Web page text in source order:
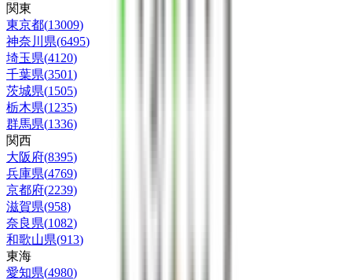
関東
東京都(13009)
神奈川県(6495)
埼玉県(4120)
千葉県(3501)
茨城県(1505)
栃木県(1235)
群馬県(1336)
関西
大阪府(8395)
兵庫県(4769)
京都府(2239)
滋賀県(958)
奈良県(1082)
和歌山県(913)
東海
愛知県(4980)